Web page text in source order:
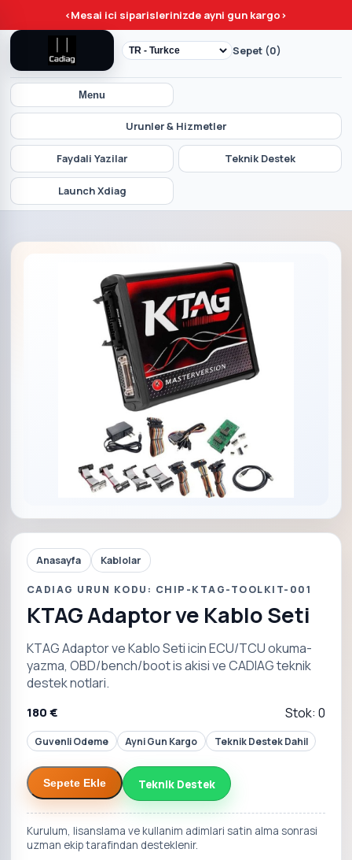
<Mesai ici siparislerinizde ayni gun kargo>
Menu
Urunler & Hizmetler
Faydali Yazilar Teknik Destek
Launch Xdiag
Sepet (0)
Anasayfa Kablolar
CADIAG URUN KODU: CHIP-KTAG-TOOLKIT-001
KTAG Adaptor ve Kablo Seti
KTAG Adaptor ve Kablo Seti icin ECU/TCU okuma-
yazma, OBD/bench/boot is akisi ve CADIAG teknik
destek notlari.
180 € Stok: 0
Guvenli Odeme Ayni Gun Kargo Teknik Destek Dahil
Sepete Ekle Teknik Destek
Kurulum, lisanslama ve kullanim adimlari satin alma sonrasi
uzman ekip tarafindan desteklenir.